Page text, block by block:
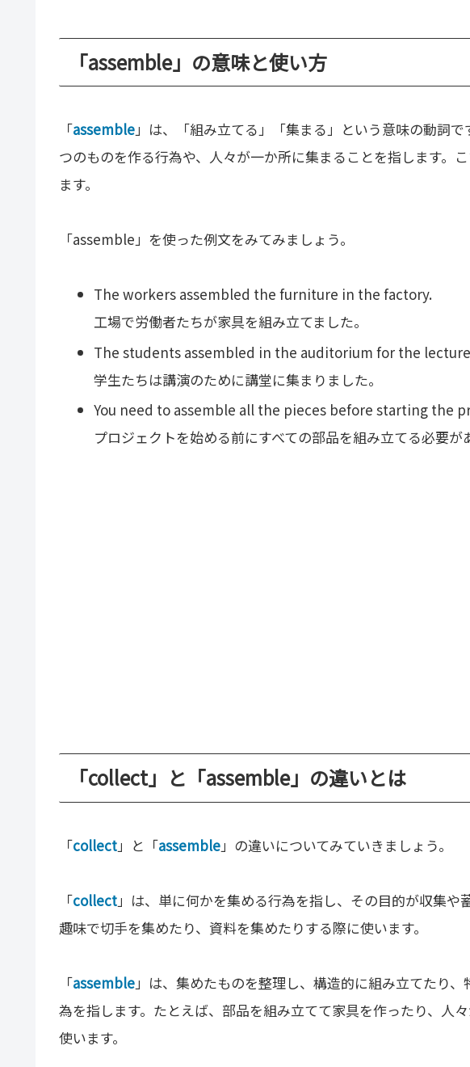
「assemble」の意味と使い方
「assemble」は、「組み立てる」「集まる」という意味の動詞
つのものを作る行為や、人々が一か所に集まることを指します。
ます。
「assemble」を使った例文をみてみましょう。
The workers assembled the furniture in the factory.
工場で労働者たちが家具を組み立てました。
The students assembled in the auditorium for the
学生たちは講演のために講堂に集まりました。
You need to assemble all the pieces before starting the
プロジェクトを始める前にすべての部品を組み立てる必要が
「collect」と「assemble」の違いとは
「collect」と「assemble」の違いについてみていきましょう。
「collect」は、単に何かを集める行為を指し、その目的が収集や
趣味で切手を集めたり、資料を集めたりする際に使います。
「assemble」は、集めたものを整理し、構造的に組み立てたり
為を指します。たとえば、部品を組み立てて家具を作ったり、人
使います。